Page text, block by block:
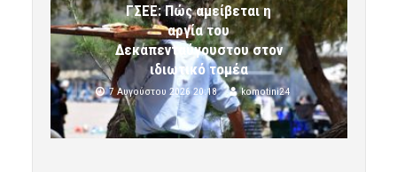
ΓΣΕΕ: Πώς αμείβεται η
αργία του
Δεκαπενταύγουστου στον
ιδιωτικό τομέα
7 Αυγούστου 2026 20:18 komotini24